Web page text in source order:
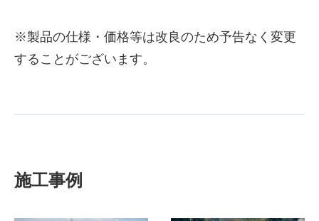
※製品の仕様・価格等は改良のため予告なく変更
することがございます。
施工事例